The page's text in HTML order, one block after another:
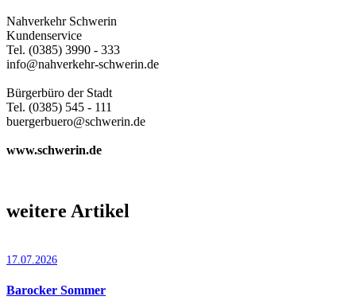
Nahverkehr Schwerin
Kundenservice
Tel. (0385) 3990 - 333
info@nahverkehr-schwerin.de
Bürgerbüro der Stadt
Tel. (0385) 545 - 111
buergerbuero@schwerin.de
www.schwerin.de
weitere Artikel
17.07.2026
Barocker Sommer